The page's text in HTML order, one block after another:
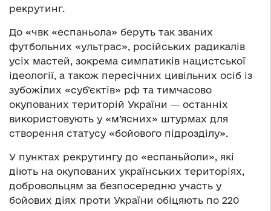
рекрутинг.
До «чвк «еспаньола» беруть так званих
футбольних «ультрас», російських радикалів
усіх мастей, зокрема симпатиків нацистської
ідеології, а також пересічних цивільних осіб із
зубожілих «суб’єктів» рф та тимчасово
окупованих територій України ― останніх
використовують у «м’ясних» штурмах для
створення статусу «бойового підрозділу».
У пунктах рекрутингу до «еспаньйоли», які
діють на окупованих українських територіях,
добровольцям за безпосередню участь у
бойових діях проти України обіцяють по 220